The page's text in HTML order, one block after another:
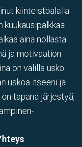
kiinteistöalalla.
kuukausipalkkaa
aina nollasta.
ja motivaation
on välillä usko
uskoa itseeni ja
tapana järjestyä,